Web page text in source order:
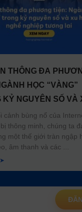
THÔNG ĐA
HỌC “VÀNG”
KỶ NGUYÊN SỐ VÀ
NGHỀ NGHIỆP
cảnh bùng nổ của
thông minh, chúng ta
một thế giới tràn ngập
âm thanh và các